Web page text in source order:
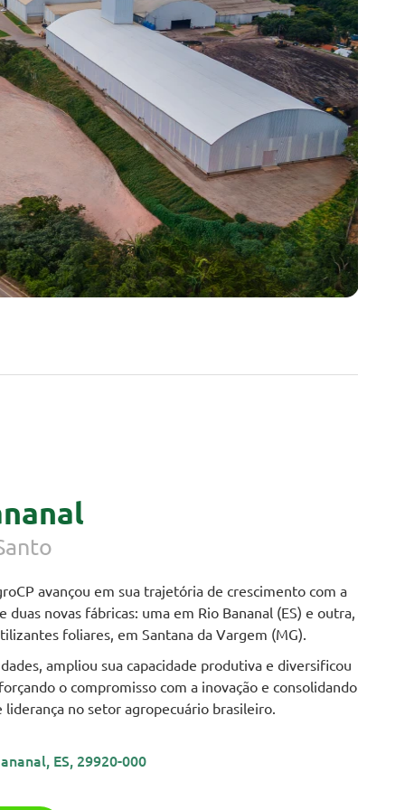
avançou em sua trajetória de crescimento com a
duas novas fábricas: uma em Rio Bananal (ES) e outra,
foliares, em Santana da Vargem (MG).
ampliou sua capacidade produtiva e diversificou
o compromisso com a inovação e consolidando
liderança no setor agropecuário brasileiro.
ES, 29920-000